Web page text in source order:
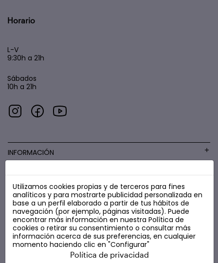
Horario
L-V
9:30h a 21h
Sábados
10h a 21h
INFORMACIÓN
COSMÉTICA LOW COST
Utilizamos cookies propias y de terceros para fines
analíticos y para mostrarte publicidad personalizada en
base a un perfil elaborado a partir de tus hábitos de
navegación (por ejemplo, páginas visitadas). Puede
encontrar más información en nuestra Política de
cookies o retirar su consentimiento o consultar más
información acerca de sus preferencias, en cualquier
momento haciendo clic en "Configurar"
Política de privacidad